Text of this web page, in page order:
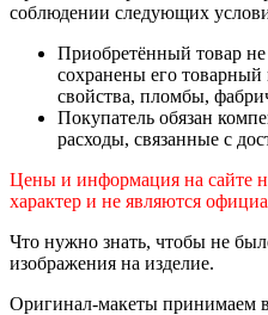
соблюдении следующих
Приобретённый товар
сохранены его товарный
свойства, пломбы,
Покупатель обязан
расходы, связанные с
Цены и информация на сайте
характер и не являются
Что нужно знать, чтобы не
изображения на изделие.
Оригинал-макеты принимаем